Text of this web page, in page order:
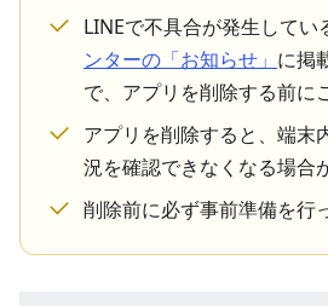
LINEで不具合が発生してい
ンターの「お知らせ」 に掲
で、アプリを削除する前に
アプリを削除すると、端末
況を確認できなくなる場合
削除前に必ず事前準備を行